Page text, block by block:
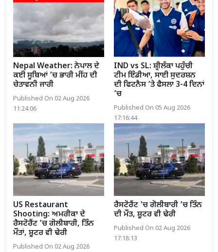
Nepal Weather: ਨੇਪਾਲ ਦੇ
ਕਈ ਸੂਬਿਆਂ ’ਚ ਭਾਰੀ ਮੀਂਹ ਦੀ
ਚੇਤਾਵਨੀ ਜਾਰੀ
Published On 02 Aug 2026
11:24:06
IND vs SL: ਸ਼੍ਰੀਲੰਕਾ ਪਹੁੰਚੀ
ਟੀਮ ਇੰਡੀਆ, ਸਾਈ ਸੁਦਰਸ਼ਨ
ਦੀ ਫਿਟਨੈਸ ’ਤੇ ਫੈਸਲਾ 3-4 ਦਿਨਾਂ
’ਚ
Published On 05 Aug 2026
17:16:44
US Restaurant
Shooting: ਅਮਰੀਕਾ ਦੇ
ਰੈਸਟੋਰੈਂਟ ’ਚ ਗੋਲੀਬਾਰੀ, ਤਿੰਨ
ਮੌਤਾਂ, ਸ਼ੂਟਰ ਵੀ ਢੇਰੀ
Published On 02 Aug 2026
ਰੈਸਟੋਰੈਂਟ 'ਚ ਗੋਲੀਬਾਰੀ ’ਚ ਤਿੰਨ
ਦੀ ਮੌਤ, ਸ਼ੂਟਰ ਵੀ ਢੇਰੀ
Published On 02 Aug 2026
17:18:13